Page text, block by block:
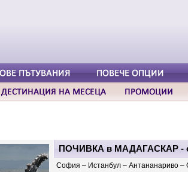
ПОЧИВКА в МАДАГАСКАР -
София – Истанбул – Антананариво